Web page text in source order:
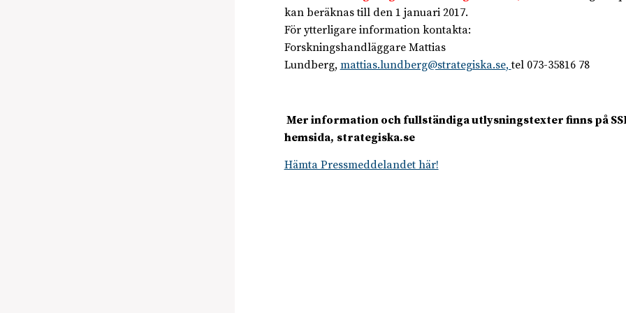
kan beräknas till den 1 januari 2017.
För ytterligare information kontakta:
Forskningshandläggare Mattias
Lundberg, mattias.lundberg@strategiska.se,tel 073-35816 78
Mer information och fullständiga utlysningstexter finns på
hemsida, strategiska.se
Hämta Pressmeddelandet här!